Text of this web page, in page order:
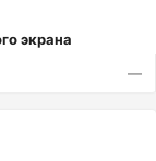
экрана
—